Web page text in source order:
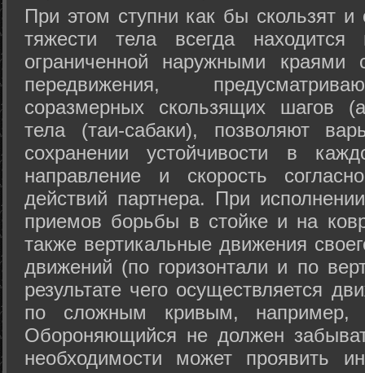
При этом ступни как бы скользят
тяжести тела всегда
ограниченной наружными краями
передвижения,
соразмерных скользящих шагов
тела (таи-сабаки), позволяют
сохранении устойчивости в
направление и скорость
действий партнера. При
приемов борьбы в стойке и на
также вертикальные движения
движений (по горизонтали и по
результате чего осуществляется
по сложным кривым, например,
Обороняющийся не должен
необходимости может проявить